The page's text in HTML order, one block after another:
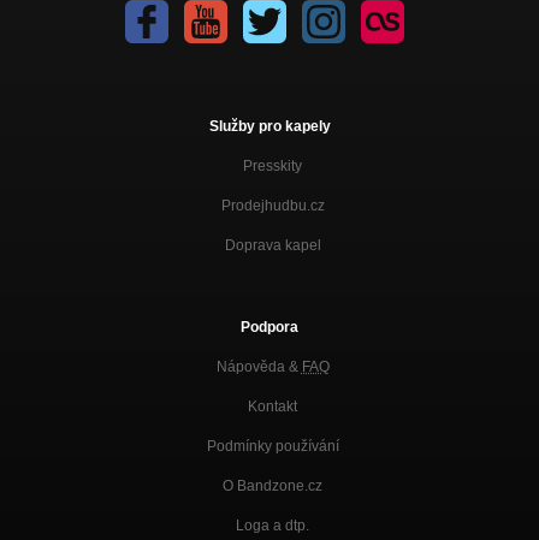
Služby pro kapely
Presskity
Prodejhudbu.cz
Doprava kapel
Podpora
Nápověda & FAQ
Kontakt
Podmínky používání
O Bandzone.cz
Loga a dtp.